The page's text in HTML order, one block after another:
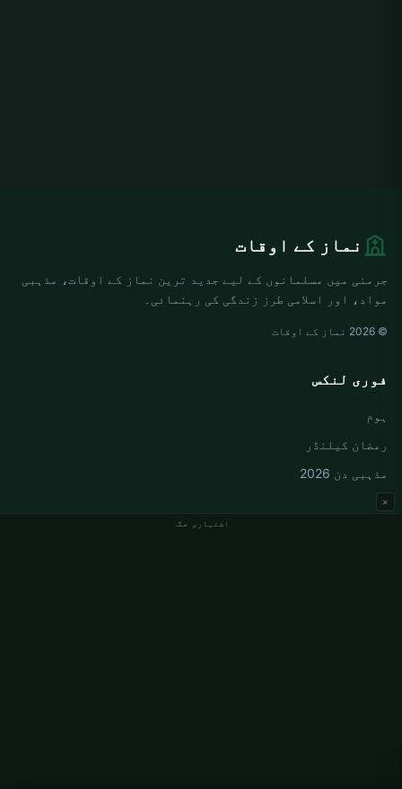
اشتہاری جگہ
×
نماز کے اوقات
جرمنی میں مسلمانوں کے لیے جدید ترین نماز کے اوقات، مذہبی
مواد، اور اسلامی طرز زندگی کی رہنمائی۔
© 2026 نماز کے اوقات
فوری لنکس
ہوم
رمضان کیلنڈر
مذہبی دن 2026